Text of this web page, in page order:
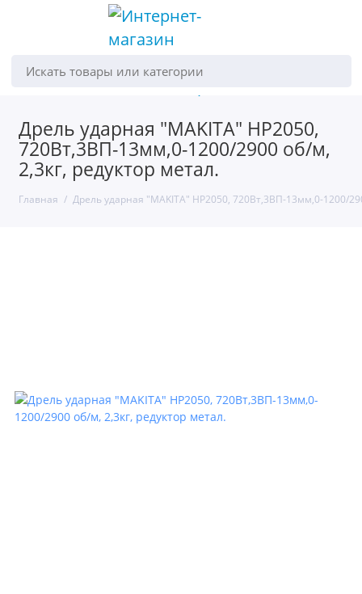
Искать товары или категории
Дрель ударная "MAKITA" HP2050,
720Вт,3ВП-13мм,0-1200/2900 об/м,
2,3кг, редуктор метал.
Главная Дрель ударная "MAKITA" HP2050, 720Вт,3ВП-13мм,0-1200/